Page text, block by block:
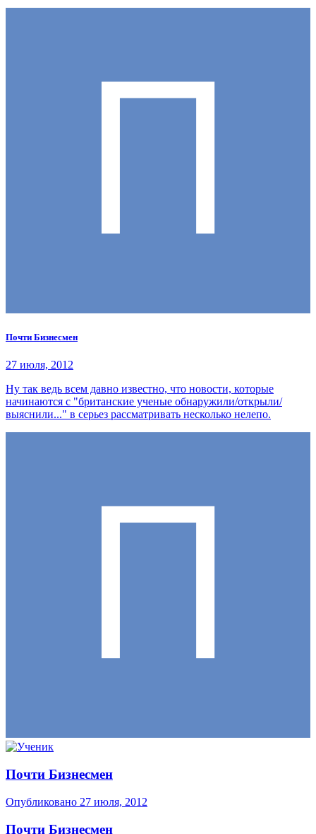
Почти Бизнесмен
27 июля, 2012
Ну так ведь всем давно известно, что новости, которые
начинаются с "британские ученые обнаружили/открыли/
выяснили..." в серьез рассматривать несколько нелепо.
Почти Бизнесмен
Опубликовано 27 июля, 2012
Почти Бизнесмен